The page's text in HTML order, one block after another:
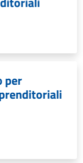
per